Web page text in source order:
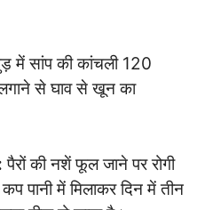
में सांप की कांचली 120
लगाने से घाव से खून का
पैरों की नशें फूल जाने पर रोगी
पानी में मिलाकर दिन में तीन